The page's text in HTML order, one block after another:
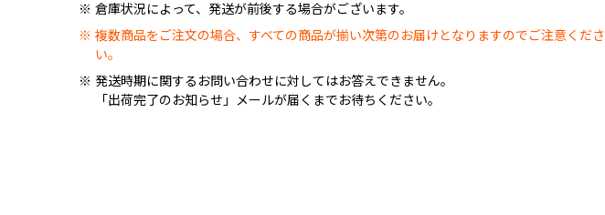
倉庫状況によって、発送が前後する場合がございます。
複数商品をご注文の場合、すべての商品が揃い次第のお届けとなりますのでご注意くださ
い。
発送時期に関するお問い合わせに対してはお答えできません。
「出荷完了のお知らせ」メールが届くまでお待ちください。